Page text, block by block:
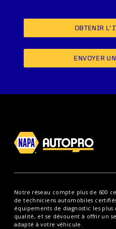
OBTENIR
ENVOYER
Notre réseau compte plus de 600
de techniciens automobiles
équipements de diagnostic les plus
qualité, et se dévouent à offrir un
adapté à votre véhicule.